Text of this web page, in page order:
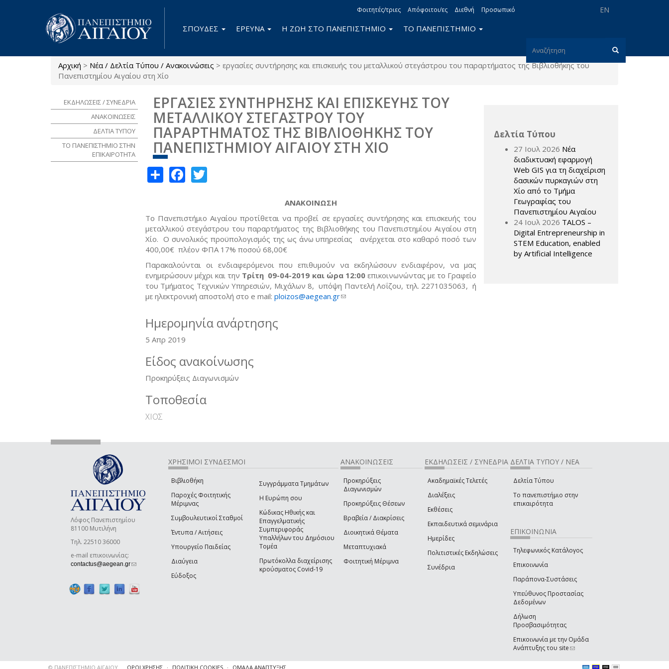
EN
Φοιτητές/τριες Απόφοιτοι/ες Διεθνή Προσωπικό
Φόρμα
αναζήτησης
Αναζήτηση
ΣΠΟΥΔΕΣ ΕΡΕΥΝΑ Η ΖΩΗ ΣΤΟ ΠΑΝΕΠΙΣΤΗΜΙΟ ΤΟ ΠΑΝΕΠΙΣΤΗΜΙΟ
Είστε εδώ
Αρχική > Νέα / Δελτία Τύπου / Ανακοινώσεις > εργασίες συντήρησης και επισκευής του μεταλλικού στεγάστρου του παραρτήματος της Βιβλιοθήκης του
Πανεπιστημίου Αιγαίου στη Χίο
ΕΡΓΑΣΙΕΣ ΣΥΝΤΗΡΗΣΗΣ ΚΑΙ ΕΠΙΣΚΕΥΗΣ ΤΟΥ
ΜΕΤΑΛΛΙΚΟΥ ΣΤΕΓΑΣΤΡΟΥ ΤΟΥ
ΠΑΡΑΡΤΗΜΑΤΟΣ ΤΗΣ ΒΙΒΛΙΟΘΗΚΗΣ ΤΟΥ
ΠΑΝΕΠΙΣΤΗΜΙΟΥ ΑΙΓΑΙΟΥ ΣΤΗ ΧΙΟ
ShareFacebook
ΑΝΑΚΟΙΝΩΣΗ
Το Πανεπιστήμιο Αιγαίου προτίθεται να προβεί σε εργασίες συντήρησης και επισκευής του
μεταλλικού στεγάστρου του παραρτήματος της Βιβλιοθήκης του Πανεπιστημίου Αιγαίου στη
Χίο. Ο συνολικός προϋπολογισμός της ως άνω υπηρεσίας ανέρχεται στο καθαρό ποσό των
400,00€ πλέον ΦΠΑ 17% ποσού 68,00€
Παρακαλούνται οι ενδιαφερόμενοι που επιθυμούν να εκδηλώσουν ενδιαφέρον, να μας
ενημερώσουν μέχρι και την Τρίτη 09-04-2019 και ώρα 12:00 επικοινωνώντας με το Γραφείο
του Τμήματος Τεχνικών Υπηρεσιών, Μιχάλων 8, υπόψη Παντελή Λοΐζου, τηλ. 2271035063, ή
με ηλεκτρονική αποστολή στο e mail: ploizos@aegean.gr(link sends e-mail)
Ημερομηνία ανάρτησης
5 Απρ 2019
Είδος ανακοίνωσης
Προκηρύξεις Διαγωνισμών
Τοποθεσία
ΧΙΟΣ
ΕΚΔΗΛΩΣΕΙΣ / ΣΥΝΕΔΡΙΑ
ΑΝΑΚΟΙΝΩΣΕΙΣ
ΔΕΛΤΙΑ ΤΥΠΟΥ
ΤΟ ΠΑΝΕΠΙΣΤΗΜΙΟ ΣΤΗΝ
ΕΠΙΚΑΙΡΟΤΗΤΑ
Δελτία Τύπου
27 Ιουλ 2026 Νέα
διαδικτυακή εφαρμογή
Web GIS για τη διαχείριση
δασικών πυρκαγιών στη
Χίο από το Τμήμα
Γεωγραφίας του
Πανεπιστημίου Αιγαίου
24 Ιουλ 2026 TALOS –
Digital Entrepreneurship in
STEM Education, enabled
by Artificial Intelligence
Λόφος Πανεπιστημίου
81100 Μυτιλήνη
Τηλ. 22510 36000
e-mail επικοινωνίας:
contactus@aegean.gr(link sends e-mail)
ΧΡΗΣΙΜΟΙ ΣΥΝΔΕΣΜΟΙ
Βιβλιοθήκη
Παροχές Φοιτητικής
Μέριμνας
Συμβουλευτικοί Σταθμοί
Έντυπα / Αιτήσεις
Υπουργείο Παιδείας
Διαύγεια
Εύδοξος
Συγγράμματα Τμημάτων
Η Ευρώπη σου
Κώδικας Ηθικής και
Επαγγελματικής
Συμπεριφοράς
Υπαλλήλων του Δημόσιου
Τομέα
Πρωτόκολλα διαχείρισης
κρούσματος Covid-19
ΑΝΑΚΟΙΝΩΣΕΙΣ
Προκηρύξεις
Διαγωνισμών
Προκηρύξεις Θέσεων
Βραβεία / Διακρίσεις
Διοικητικά Θέματα
Μεταπτυχιακά
Φοιτητική Μέριμνα
ΕΚΔΗΛΩΣΕΙΣ / ΣΥΝΕΔΡΙΑ
Ακαδημαϊκές Τελετές
Διαλέξεις
Εκθέσεις
Εκπαιδευτικά σεμινάρια
Ημερίδες
Πολιτιστικές Εκδηλώσεις
Συνέδρια
ΔΕΛΤΙΑ ΤΥΠΟΥ / ΝΕΑ
Δελτία Τύπου
Το πανεπιστήμιο στην
επικαιρότητα
ΕΠΙΚΟΙΝΩΝΙΑ
Τηλεφωνικός Κατάλογος
Επικοινωνία
Παράπονα-Συστάσεις
Υπεύθυνος Προστασίας
Δεδομένων
Δήλωση
Προσβασιμότητας
Επικοινωνία με την Ομάδα
Ανάπτυξης του site(link sends e-mail)
© ΠΑΝΕΠΙΣΤΗΜΙΟ ΑΙΓΑΙΟΥ ΟΡΟΙ ΧΡΗΣΗΣ ΠΟΛΙΤΙΚΗ COOKIES ΟΜΑΔΑ ΑΝΑΠΤΥΞΗΣ